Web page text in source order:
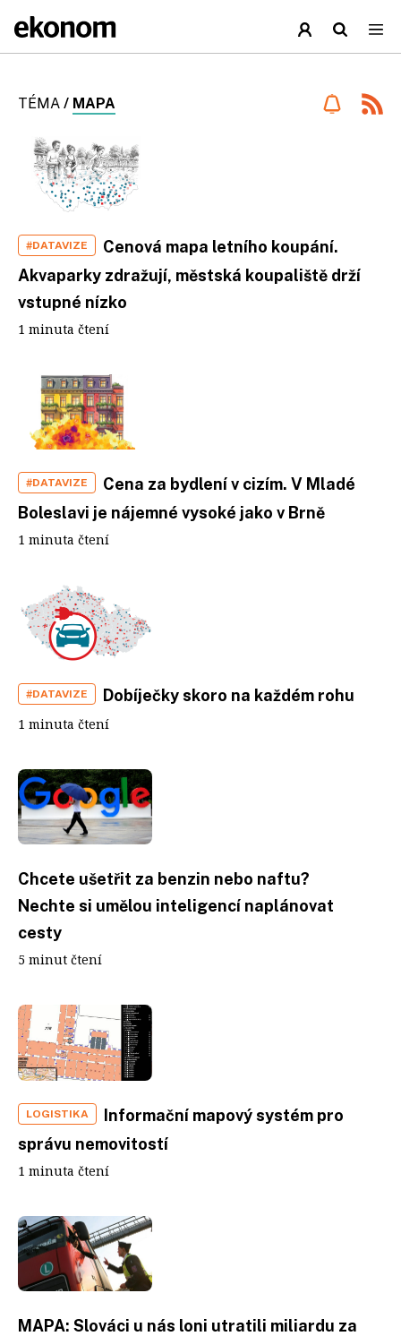
TÉMA / MAPA
#DATAVIZE
Cenová mapa letního koupání.
Akvaparky zdražují, městská koupaliště drží
vstupné nízko
1 minuta čtení
#DATAVIZE
Cena za bydlení v cizím. V Mladé
Boleslavi je nájemné vysoké jako v Brně
1 minuta čtení
#DATAVIZE Dobíječky skoro na každém rohu
1 minuta čtení
Chcete ušetřit za benzin nebo naftu?
Nechte si umělou inteligencí naplánovat
cesty
5 minut čtení
LOGISTIKA
Informační mapový systém pro
správu nemovitostí
1 minuta čtení
MAPA: Slováci u nás loni utratili miliardu za